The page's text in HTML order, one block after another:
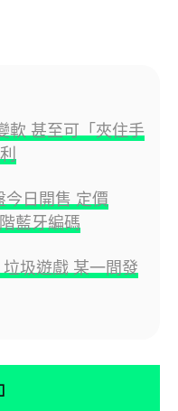
軟 甚至可「夾住手
今日開售 定價
藍牙編碼
圾遊戲 某一間發